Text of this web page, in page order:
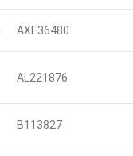
AXE36480
AL221876
В113827